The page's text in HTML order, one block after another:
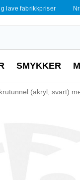
lave fabrikkpriser
SMYKKER
(akryl, svart)